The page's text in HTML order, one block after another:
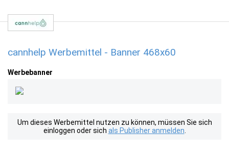
cannhelp Werbemittel - Banner 468x60
Werbebanner
Um dieses Werbemittel nutzen zu können, müssen Sie sich
einloggen oder sich als Publisher anmelden